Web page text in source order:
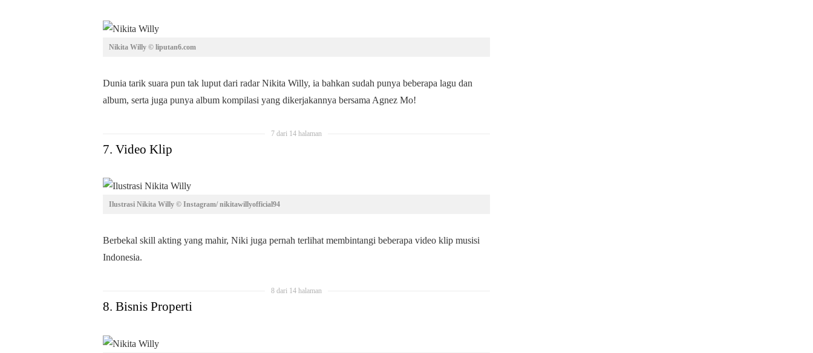
Nikita Willy © liputan6.com
Dunia tarik suara pun tak luput dari radar Nikita Willy, ia bahkan sudah punya beberapa lagu dan
album, serta juga punya album kompilasi yang dikerjakannya bersama Agnez Mo!
7 dari 14 halaman
7. Video Klip
Ilustrasi Nikita Willy © Instagram/ nikitawillyofficial94
Berbekal skill akting yang mahir, Niki juga pernah terlihat membintangi beberapa video klip musisi
Indonesia.
8 dari 14 halaman
8. Bisnis Properti